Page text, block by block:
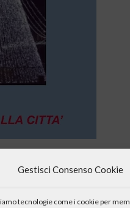
Gestisci Consenso Cookie
tecnologie come i cookie per
termine di questo “annus
non si offende) prete per 20